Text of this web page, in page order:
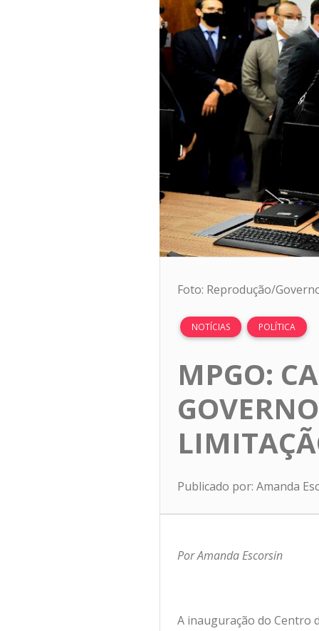
Foto: Reprodução/
NOTÍCIAS POLÍTICA
MPGO:
Publicado por: Amanda
Por Amanda Escorsin
A inauguração do Centro